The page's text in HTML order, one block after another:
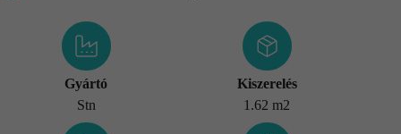
Gyártó
Stn
Kiszerelés
1.62 m2